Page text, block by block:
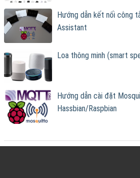
Hướng dẫn kết nối công
Assistant
Loa thông minh (smart
Hướng dẫn cài đặt
Hassbian/Raspbian